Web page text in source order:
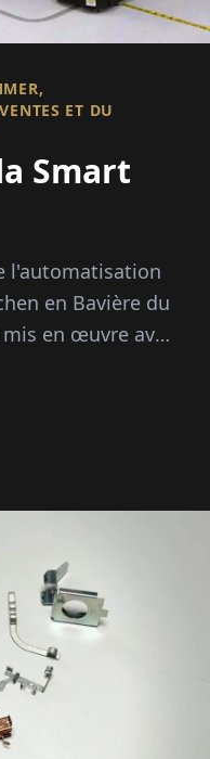
ET DU
Smart
l'automatisation
en Bavière du
en œuvre avec
de